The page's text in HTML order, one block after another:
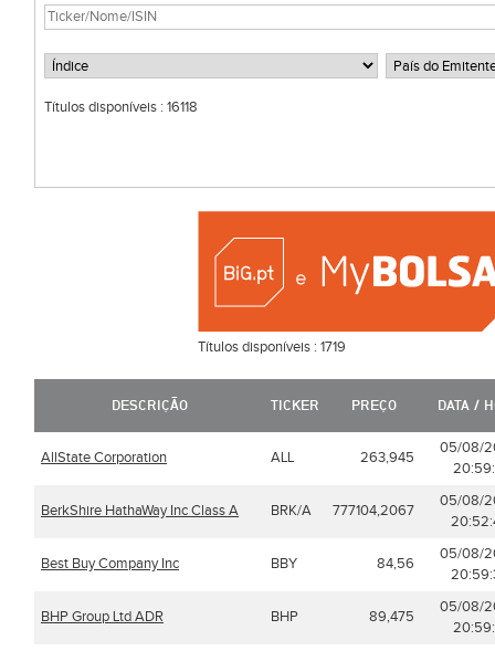
Títulos disponíveis : 16118
Títulos disponíveis :1719
DESCRIÇÃO TICKER PREÇO DATA /
AllState Corporation ALL 263,945
05/08/
BerkShire HathaWay Inc Class A BRK/A 777104,2067
05/08/
Best Buy Company Inc BBY 84,56
05/08/
BHP Group Ltd ADR BHP 89,475
05/08/